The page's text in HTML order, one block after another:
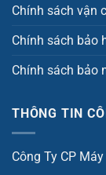
Chính sách vận
Chính sách bảo
Chính sách bảo
THÔNG TIN
Công Ty CP